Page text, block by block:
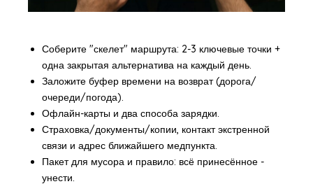
Соберите "скелет" маршрута: 2-3 ключевые точки +
одна закрытая альтернатива на каждый день.
Заложите буфер времени на возврат (дорога/
очереди/погода).
Офлайн-карты и два способа зарядки.
Страховка/документы/копии, контакт экстренной
связи и адрес ближайшего медпункта.
Пакет для мусора и правило: всё принесённое -
унести.